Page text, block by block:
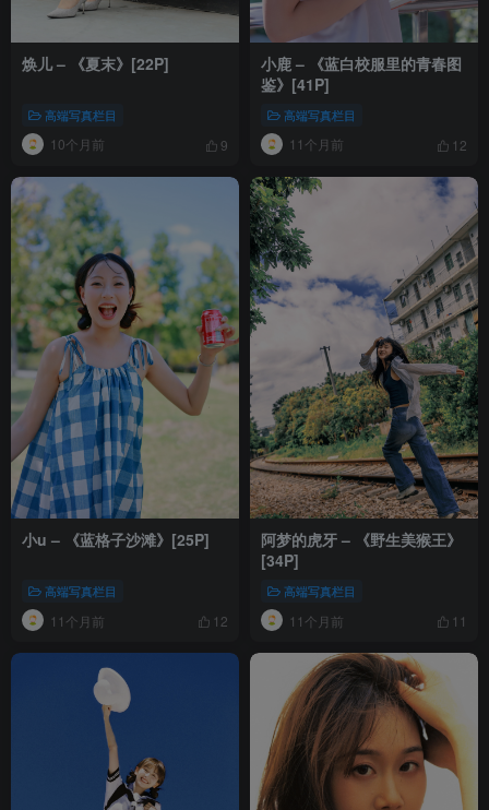
焕儿 – 《夏末》[22P]
高端写真栏目
10个月前 9
小鹿 – 《蓝白校服里的青春图
鉴》[41P]
高端写真栏目
11个月前 12
小u – 《蓝格子沙滩》[25P]
高端写真栏目
11个月前 12
阿梦的虎牙 – 《野生美猴王》
[34P]
高端写真栏目
11个月前 11